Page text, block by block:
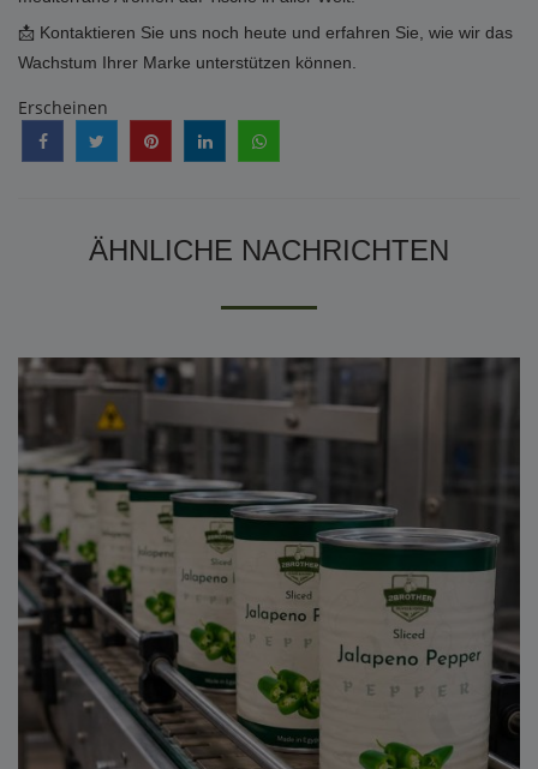
📩 Kontaktieren Sie uns noch heute und erfahren Sie, wie wir das
Wachstum Ihrer Marke unterstützen können.
Erscheinen
ÄHNLICHE NACHRICHTEN